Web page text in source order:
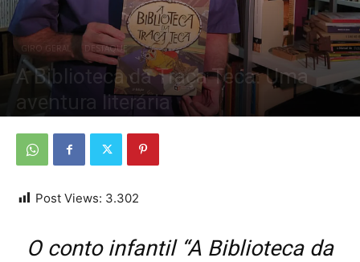
GIRO GERAL DESTAQUE
A Biblioteca da Traça Teca: Uma
aventura literária
Post Views: 3.302
O conto infantil “A Biblioteca da